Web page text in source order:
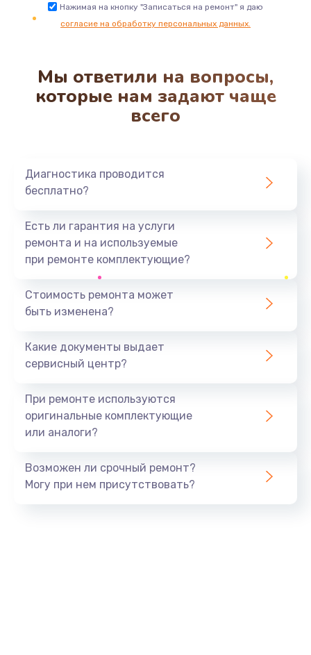
Ремонт микросхемы NFC
1100 руб.
Замена разъема наушников
550 руб.
1100 руб.
Замена микросхемы управления
1100 руб.
Замена микросхемы NFC
2000 руб.
Замена сальников
2000 руб.
Нажимая на кнопку "Записаться на ремонт" я даю
согласие на обработку персональных данных.
Мы ответили на вопросы,
которые нам задают чаще
всего
Диагностика проводится
бесплатно?
Есть ли гарантия на услуги
ремонта и на используемые
при ремонте комплектующие?
Стоимость ремонта может
быть изменена?
Какие документы выдает
сервисный центр?
При ремонте используются
оригинальные комплектующие
или аналоги?
Возможен ли срочный ремонт?
Могу при нем присутствовать?